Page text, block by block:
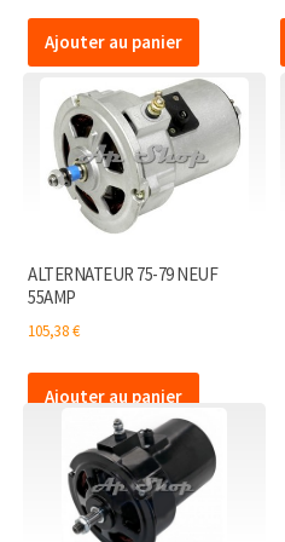
Ajouter au panier
ALTERNATEUR 75-79 NEUF
55AMP
105,38€
Ajouter au panier